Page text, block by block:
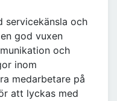
och
god vuxen
och
inom
medarbetare på
att lyckas med